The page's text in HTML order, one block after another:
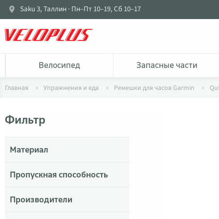
Saku 3, Таллин · Пн–Пт 10–19, Сб 10–17
Bелосипед Запасные части
Главная Упражнения и еда Ремешки для часов Garmin
Фильтр
Материал
Пропускная способность
Производители